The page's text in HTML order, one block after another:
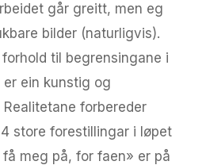
går greitt, men eg
bilder (naturligvis).
til begrensingane i
ein kunstig og
forbereder
store forestillingar i løpet
meg på, for faen» er på